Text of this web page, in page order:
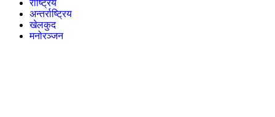
राष्ट्रिय
अन्तर्राष्ट्रिय
खेलकुद
मनोरञ्जन